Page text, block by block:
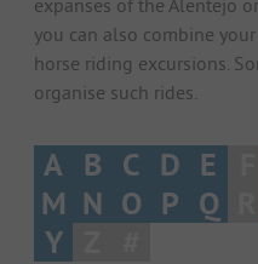
you can also combine
horse riding excursions.
organise such rides.
A B C D E
M N O P Q
Y